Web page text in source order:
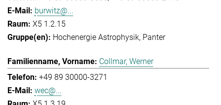
burwitz@...
X5 1.2.15
Hochenergie Astrophysik Panter
Collmar, Werner
+49 89 30000-3271
wec@...